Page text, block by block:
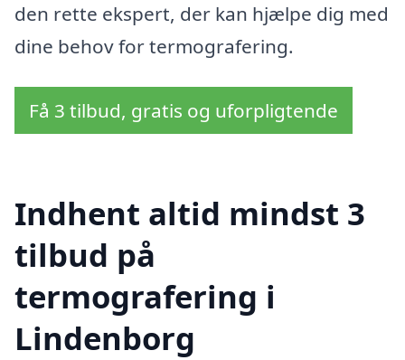
den rette ekspert, der kan hjælpe dig med
dine behov for termografering.
Få 3 tilbud, gratis og uforpligtende
Indhent altid mindst 3
tilbud på
termografering i
Lindenborg